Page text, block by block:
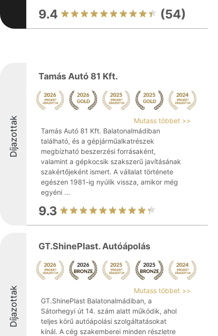
9.4 (54)
Díjazottak
Tamás Autó 81 Kft.
Mutass többet >>
Tamás Autó 81 Kft. Balatonalmádiban
található, és a gépjárműalkatrészek
megbízható beszerzési forrásaként,
valamint a gépkocsik szakszerű javításának
szakértőjeként ismert. A vállalat története
egészen 1981-ig nyúlik vissza, amikor még
egyéni ...
9.3
Díjazottak
GT.ShinePlast. Autóápolás
Mutass többet >>
GT.ShinePlast Balatonalmádiban, a
Sátorhegyi út 14. szám alatt működik, ahol
teljes körű autóápolási szolgáltatásokat
kínál. A cég szakemberei minden részletre